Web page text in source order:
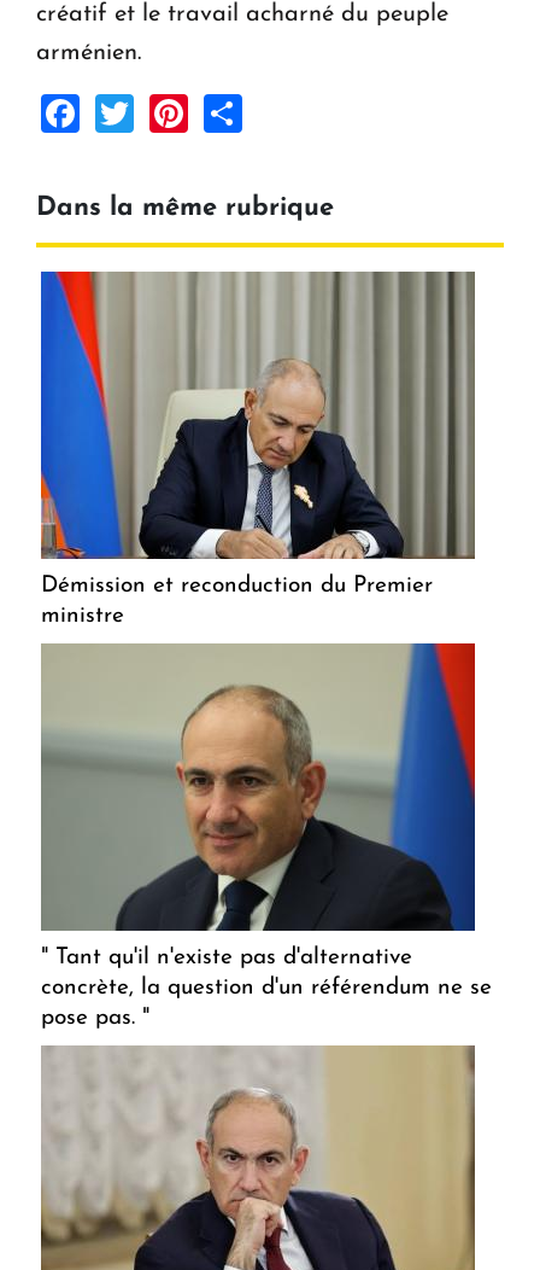
créatif et le travail acharné du peuple
arménien.
Facebook
TwitterPinterest
Dans la même rubrique
Démission et reconduction du Premier
ministre
" Tant qu'il n'existe pas d'alternative
concrète, la question d'un référendum ne se
pose pas. "